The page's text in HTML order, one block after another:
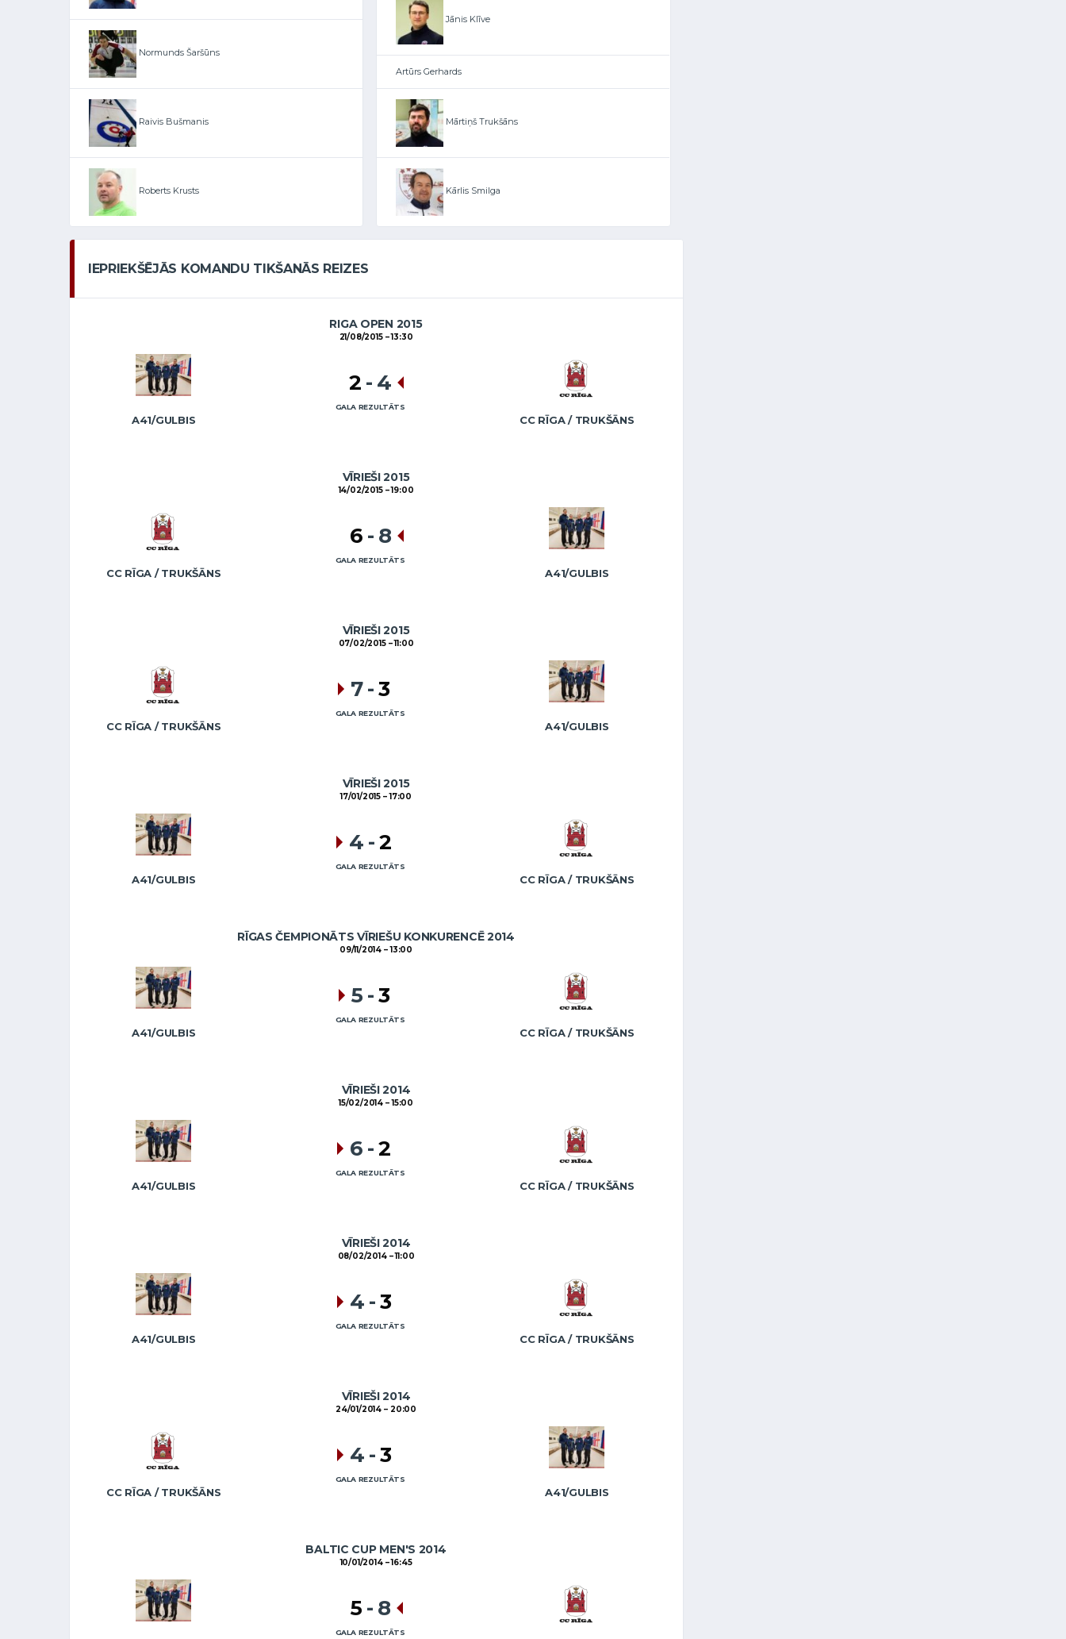
Normunds Šaršūns
Raivis Bušmanis
Roberts Krusts
Jānis Klīve
Artūrs Gerhards
Mārtiņš Trukšāns
Kārlis Smilga
IEPRIEKŠĒJĀS KOMANDU TIKŠANĀS REIZES
RIGA OPEN 2015
21/08/2015 13:30
A41/GULBIS CC RĪGA / TRUKŠĀNS
2 - 4
GALA REZULTĀTS
VĪRIEŠI 2015
14/02/2015 19:00
CC RĪGA / TRUKŠĀNS A41/GULBIS
6 - 8
GALA REZULTĀTS
VĪRIEŠI 2015
07/02/2015 11:00
CC RĪGA / TRUKŠĀNS A41/GULBIS
7-3
GALA REZULTĀTS
VĪRIEŠI 2015
17/01/2015 17:00
A41/GULBIS CC RĪGA / TRUKŠĀNS
4 -2
GALA REZULTĀTS
RĪGAS ČEMPIONĀTS VĪRIEŠU KONKURENCĒ 2014
09/11/2014 13:00
A41/GULBIS CC RĪGA / TRUKŠĀNS
5 -3
GALA REZULTĀTS
VĪRIEŠI 2014
15/02/2014 15:00
A41/GULBIS CC RĪGA / TRUKŠĀNS
6 -2
GALA REZULTĀTS
VĪRIEŠI 2014
08/02/2014 11:00
A41/GULBIS CC RĪGA / TRUKŠĀNS
4 -3
GALA REZULTĀTS
VĪRIEŠI 2014
24/01/2014 20:00
CC RĪGA / TRUKŠĀNS A41/GULBIS
4 -3
GALA REZULTĀTS
BALTIC CUP MEN'S 2014
10/01/2014 16:45
5 - 8
GALA REZULTĀTS